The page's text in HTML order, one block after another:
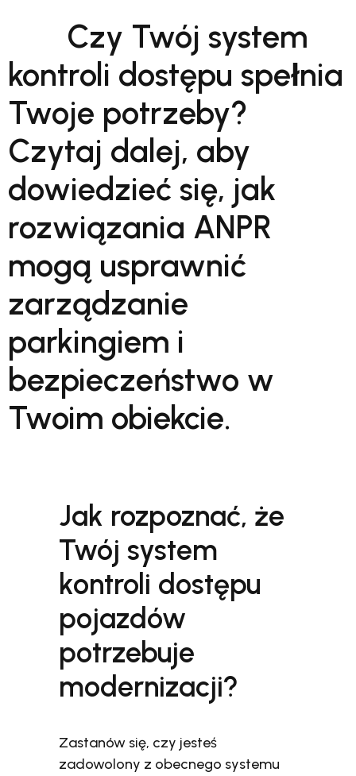
Czy Twój system
kontroli dostępu spełnia
Twoje potrzeby?
Czytaj dalej, aby
dowiedzieć się, jak
rozwiązania ANPR
mogą usprawnić
zarządzanie
parkingiem i
bezpieczeństwo w
Twoim obiekcie.
Jak rozpoznać, że
Twój system
kontroli dostępu
pojazdów
potrzebuje
modernizacji?
Zastanów się, czy jesteś
zadowolony z obecnego systemu